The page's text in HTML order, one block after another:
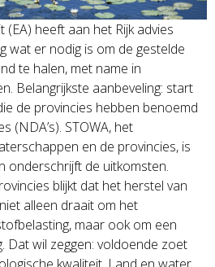
heeft aan het Rijk advies
wat er nodig is om de gestelde
te halen, met name in
Belangrijkste aanbeveling: start
de provincies hebben benoemd
(NDA’s). STOWA, het
en de provincies, is
onderschrijft de uitkomsten.
blijkt dat het herstel van
alleen draait om het
maar ook om een
Dat wil zeggen: voldoende zoet